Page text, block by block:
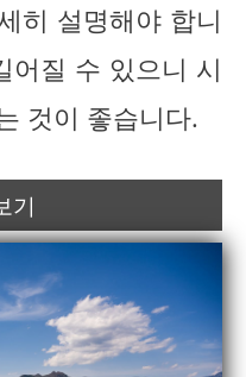
히 설명해야 합니
어질 수 있으니 시
것이 좋습니다.
기